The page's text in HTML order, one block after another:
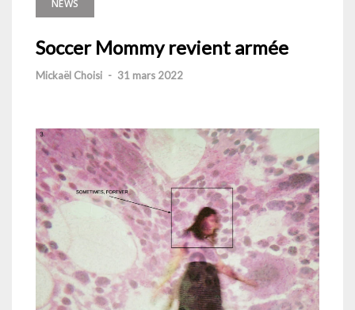
NEWS
Soccer Mommy revient armée
Mickaël Choisi - 31 mars 2022